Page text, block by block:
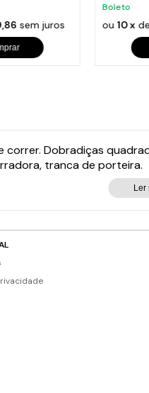
sem juros
Boleto
ou10 x de
quadradas, nó de porco,
tranca de porteira.
Ler